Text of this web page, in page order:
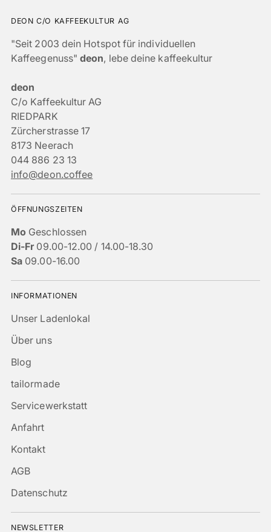
DEON C/O KAFFEEKULTUR AG
"Seit 2003 dein Hotspot für individuellen
Kaffeegenuss"deon, lebe deine kaffeekultur
deon
C/o Kaffeekultur AG
RIEDPARK
Zürcherstrasse 17
8173 Neerach
044 886 23 13
info@deon.coffee
ÖFFNUNGSZEITEN
Mo Geschlossen
Di-Fr09.00-12.00 / 14.00-18.30
Sa 09.00-16.00
INFORMATIONEN
Unser Ladenlokal
Über uns
Blog
tailormade
Servicewerkstatt
Anfahrt
Kontakt
AGB
Datenschutz
NEWSLETTER